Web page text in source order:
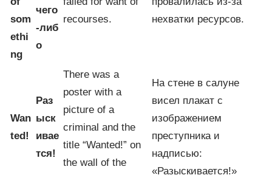
som
ethi
ng
чего
-либ
о
recourses.
нехватки ресурсов.
Wan
ted!
Раз
ыск
ивае
тся!
There was a
poster with a
picture of a
criminal and the
title “Wanted!” on
the wall of the
На стене в салуне
висел плакат с
изображением
преступника и
надписью:
«Разыскивается!»